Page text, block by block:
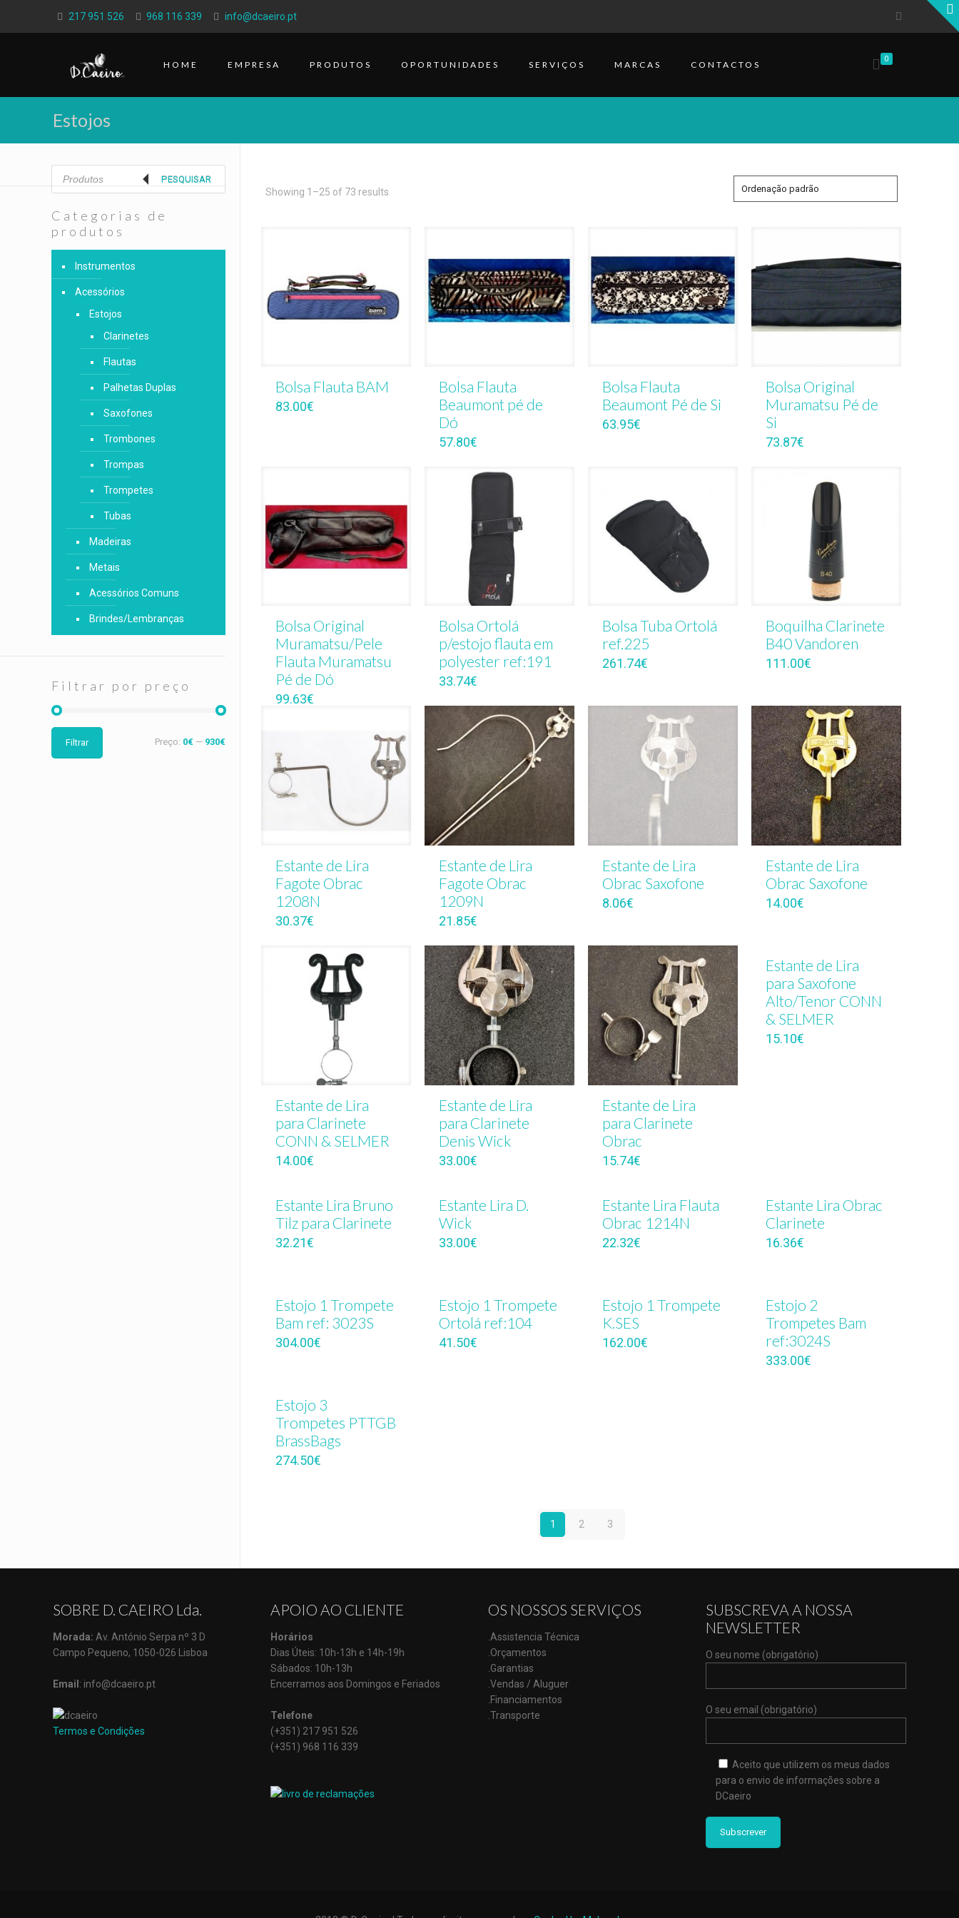
217 951 526 968 116 339 info@dcaeiro.pt
HOME EMPRESA PRODUTOS OPORTUNIDADES SERVIÇOS MARCAS CONTACTOS
0
Estojos
Showing 1–25 of 73 results
Bolsa Flauta BAM
83.00€
Bolsa Flauta
Beaumont pé de
Dó
57.80€
Bolsa Flauta
Beaumont Pé de Si
63.95€
Bolsa Original
Muramatsu Pé de
Si
73.87€
Bolsa Original
Muramatsu/Pele
Flauta Muramatsu
Pé de Dó
99.63€
Bolsa Ortolá
p/estojo flauta em
polyester ref:191
33.74€
Bolsa Tuba Ortolá
ref.225
261.74€
Boquilha Clarinete
B40 Vandoren
111.00€
Estante de Lira
Fagote Obrac
1208N
30.37€
Estante de Lira
Fagote Obrac
1209N
21.85€
Estante de Lira
Obrac Saxofone
8.06€
Estante de Lira
Obrac Saxofone
14.00€
Estante de Lira
para Clarinete
CONN & SELMER
14.00€
Estante de Lira
para Clarinete
Denis Wick
33.00€
Estante de Lira
para Clarinete
Obrac
15.74€
Estante de Lira
para Saxofone
Alto/Tenor CONN
& SELMER
15.10€
Estante Lira Bruno
Tilz para Clarinete
32.21€
Estante Lira D.
Wick
33.00€
Estante Lira Flauta
Obrac 1214N
22.32€
Estante Lira Obrac
Clarinete
16.36€
Estojo 1 Trompete
Bam ref: 3023S
304.00€
Estojo 1 Trompete
Ortolá ref:104
41.50€
Estojo 1 Trompete
K.SES
162.00€
Estojo 2
Trompetes Bam
ref:3024S
333.00€
Estojo 3
Trompetes PTTGB
BrassBags
274.50€
1 2 3
Products
search
PESQUISAR
Categorias de
produtos
Instrumentos
Acessórios
Estojos
Clarinetes
Flautas
Palhetas Duplas
Saxofones
Trombones
Trompas
Trompetes
Tubas
Madeiras
Metais
Acessórios Comuns
Brindes/Lembranças
Filtrar por preço
Filtrar Preço: 0€ — 930€
SOBRE D. CAEIRO Lda.
Morada: Av. António Serpa nº 3 D
Campo Pequeno, 1050-026 Lisboa
Email : info@dcaeiro.pt
Termos e Condições
APOIO AO CLIENTE
Horários
Dias Úteis: 10h-13h e 14h-19h
Sábados: 10h-13h
Encerramos aos Domingos e Feriados
Telefone
(+351) 217 951 526
(+351) 968 116 339
OS NOSSOS SERVIÇOS
.Assistencia Técnica
.Orçamentos
.Garantias
.Vendas / Aluguer
.Financiamentos
.Transporte
SUBSCREVA A NOSSA
NEWSLETTER
O seu nome (obrigatório)
O seu email (obrigatório)
Aceito que utilizem os meus dados
para o envio de informações sobre a
DCaeiro